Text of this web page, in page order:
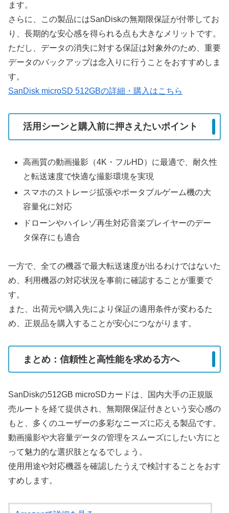
ます。
さらに、この製品にはSanDiskの無期限保証が付帯してお
り、長期的な安心感を得られる点も大きなメリットです。
ただし、データの消失に対する保証は対象外のため、重要
データのバックアップは念入りに行うことをおすすめしま
す。
SanDisk microSD 512GBの詳細・購入はこちら
活用シーンと購入前に押さえたいポイント
高画質の動画撮影（4K・フルHD）に最適で、耐久性
と転送速度で快適な撮影環境を実現
スマホのストレージ拡張やポータブルゲーム機の大
容量化に対応
ドローンやハイレゾ再生対応音楽プレイヤーのデー
タ保存にも適合
一方で、全ての機器で最大転送速度が出るわけではないた
め、利用機器の対応状況を事前に確認することが重要で
す。
また、出荷元や購入先により保証の適用条件が変わるた
め、正規品を購入することが安心につながります。
まとめ：信頼性と高性能を求める方へ
SanDiskの512GB microSDカードは、国内大手の正規販
売ルートを経て提供され、無期限保証付きという安心感の
もと、多くのユーザーの多彩なニーズに応える製品です。
動画撮影や大容量データの管理をスムーズにしたい方にと
って魅力的な選択肢となるでしょう。
使用用途や対応機器を確認したうえで検討することをおす
すめします。